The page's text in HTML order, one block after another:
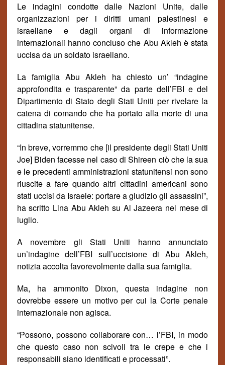
Le indagini condotte dalle Nazioni Unite, dalle
organizzazioni per i diritti umani palestinesi e
israeliane e dagli organi di informazione
internazionali hanno concluso che Abu Akleh è stata
uccisa da un soldato israeliano.
La famiglia Abu Akleh ha chiesto un’ “indagine
approfondita e trasparente” da parte dell’FBI e del
Dipartimento di Stato degli Stati Uniti per rivelare la
catena di comando che ha portato alla morte di una
cittadina statunitense.
“In breve, vorremmo che [il presidente degli Stati Uniti
Joe] Biden facesse nel caso di Shireen ciò che la sua
e le precedenti amministrazioni statunitensi non sono
riuscite a fare quando altri cittadini americani sono
stati uccisi da Israele: portare a giudizio gli assassini”,
ha scritto Lina Abu Akleh su Al Jazeera nel mese di
luglio.
A novembre gli Stati Uniti hanno annunciato
un’indagine dell’FBI sull’uccisione di Abu Akleh,
notizia accolta favorevolmente dalla sua famiglia.
Ma, ha ammonito Dixon, questa indagine non
dovrebbe essere un motivo per cui la Corte penale
internazionale non agisca.
“Possono, possono collaborare con… l’FBI, in modo
che questo caso non scivoli tra le crepe e che i
responsabili siano identificati e processati”.